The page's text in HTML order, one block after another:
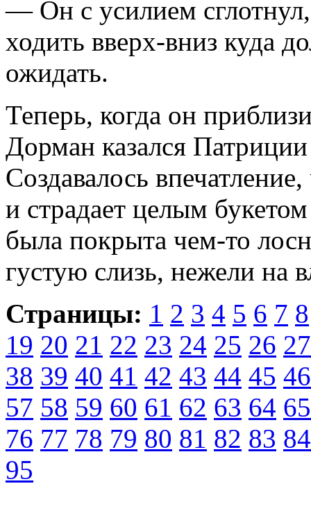
— Он с усилием
ходить вверх-вниз куда
ожидать.
Теперь, когда он
Дорман казался
Создавалось
и страдает целым
была покрыта чем-то
густую слизь, неже­ли на
Страницы: 1 2 3 4 5 6 7 8
19 20 21 22 23 24 25 26 27
38 39 40 41 42 43 44 45 46
57 58 59 60 61 62 63 64 65
76 77 78 79 80 81 82 83 84
95